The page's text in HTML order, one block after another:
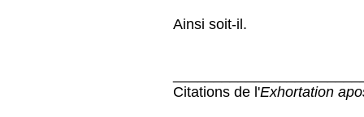
Ainsi soit-il.
Citations de l'Exhortation